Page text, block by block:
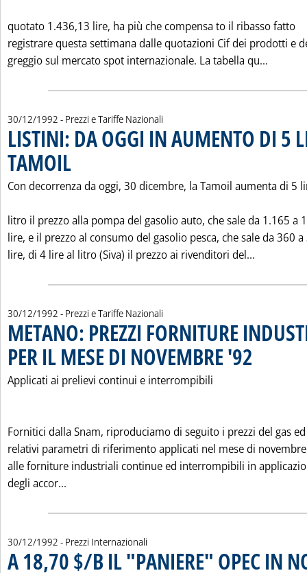
quotato 1.436,13 lire, ha più che compensa to il ribasso fatto
registrare questa settimana dalle quotazioni Cif dei prodotti e
greggio sul mercato spot internazionale. La tabella qu...
30/12/1992 - Prezzi e Tariffe Nazionali
LISTINI: DA OGGI IN AUMENTO DI 5
TAMOIL
Con decorrenza da oggi, 30 dicembre, la Tamoil aumenta di 5
litro il prezzo alla pompa del gasolio auto, che sale da 1.165 a
lire, e il prezzo al consumo del gasolio pesca, che sale da 360
lire, di 4 lire al litro (Siva) il prezzo ai rivenditori del...
30/12/1992 - Prezzi e Tariffe Nazionali
METANO: PREZZI FORNITURE
PER IL MESE DI NOVEMBRE '92
Applicati ai prelievi continui e interrompibili
Fornitici dalla Snam, riproduciamo di seguito i prezzi del gas
relativi parametri di riferimento applicati nel mese di
alle forniture industriali continue ed interrompibili in
degli accor...
30/12/1992 - Prezzi Internazionali
A 18,70 $/B IL "PANIERE" OPEC IN